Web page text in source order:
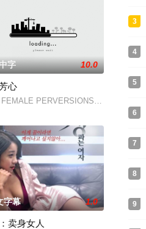
居朱莉娅-一个迷人的
破坏姐姐和男友的幸福。更糟糕的是
头，你能不能带我离开这里？;;是不
字 10.0
心
FEMALE PERVERSIONS 银幕上的蒂
字幕 1.0
卖身女人
3
4
5
6
7
8
9